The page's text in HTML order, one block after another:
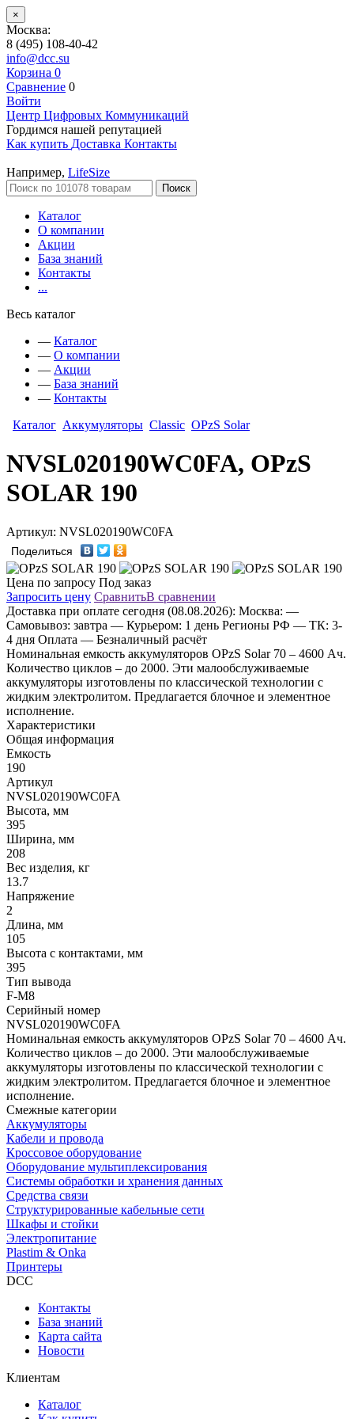
×
Москва:
8 (495) 108-40-42
info@dcc.su
Корзина 0
Сравнение 0
Войти
Центр Цифровых Коммуникаций
Гордимся нашей репутацией
Как купить Доставка Контакты
Например, LifeSize
Поиск
Каталог
О компании
Акции
База знаний
Контакты
...
Весь каталог
— Каталог
— О компании
— Акции
— База знаний
— Контакты
Каталог Аккумуляторы Classic OPzS Solar
NVSL020190WC0FA, OPzS
SOLAR 190
Артикул: NVSL020190WC0FA
Поделиться
Цена по запросу Под заказ
Запросить цену СравнитьВ сравнении
Доставка при оплате сегодня (08.08.2026): Москва: —
Самовывоз: завтра — Курьером: 1 день Регионы РФ — ТК: 3-
4 дня Оплата — Безналичный расчёт
Номинальная емкость аккумуляторов OPzS Solar 70 – 4600 Ач.
Количество циклов – до 2000. Эти малообслуживаемые
аккумуляторы изготовлены по классической технологии с
жидким электролитом. Предлагается блочное и элементное
исполнение.
Характеристики
Общая информация
Емкость
190
Артикул
NVSL020190WC0FA
Высота, мм
395
Ширина, мм
208
Вес изделия, кг
13.7
Напряжение
2
Длина, мм
105
Высота с контактами, мм
395
Тип вывода
F-M8
Серийный номер
NVSL020190WC0FA
Номинальная емкость аккумуляторов OPzS Solar 70 – 4600 Ач.
Количество циклов – до 2000. Эти малообслуживаемые
аккумуляторы изготовлены по классической технологии с
жидким электролитом. Предлагается блочное и элементное
исполнение.
Смежные категории
Аккумуляторы
Кабели и провода
Кроссовое оборудование
Оборудование мультиплексирования
Системы обработки и хранения данных
Средства связи
Структурированные кабельные сети
Шкафы и стойки
Электропитание
Plastim & Onka
Принтеры
DCC
Контакты
База знаний
Карта сайта
Новости
Клиентам
Каталог